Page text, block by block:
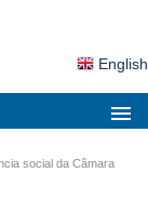
English
social da Câmara